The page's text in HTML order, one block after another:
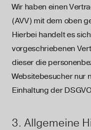
Wir haben einen
(AVV) mit dem oben
Hierbei handelt es
vorgeschriebenen
dieser die
Websitebesucher nur
Einhaltung der
3. Allgemeine